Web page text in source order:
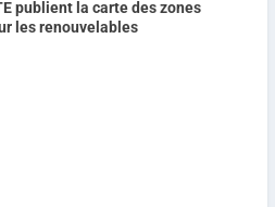
publient la carte des zones
les renouvelables